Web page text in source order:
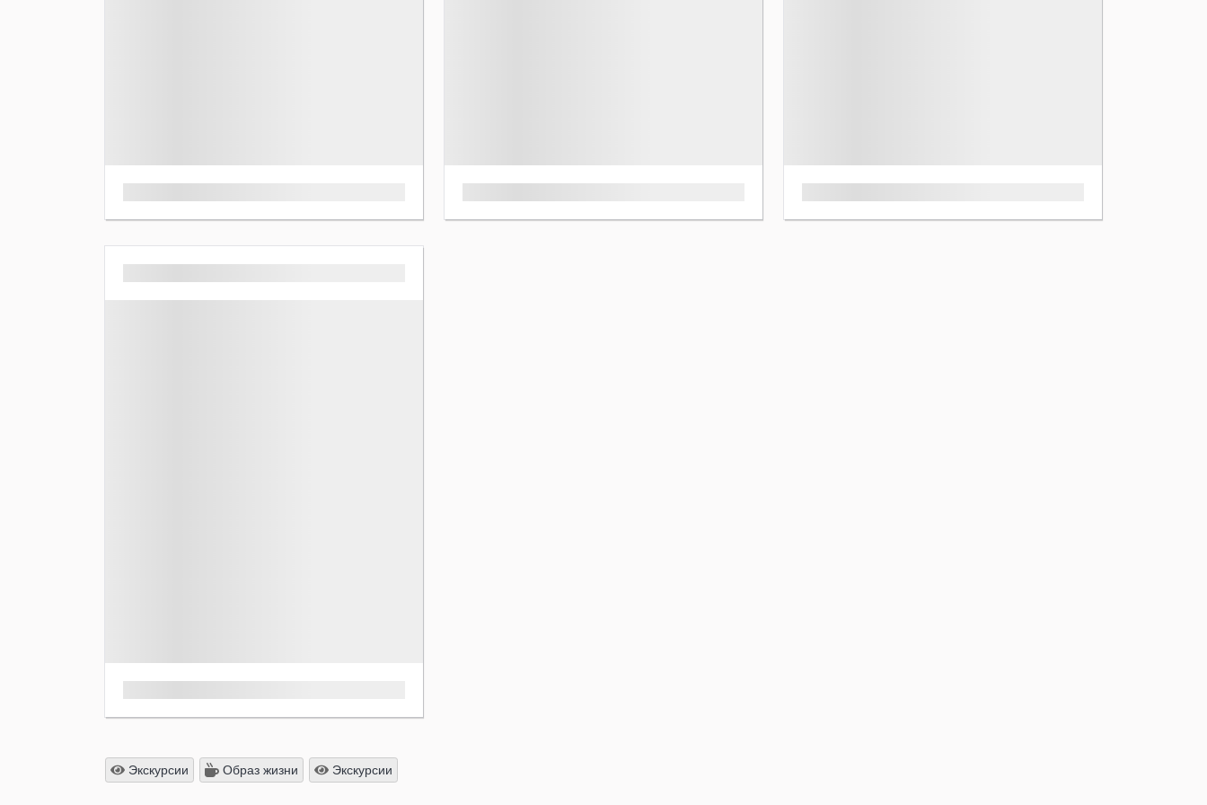
Экскурсии Образ жизни Экскурсии